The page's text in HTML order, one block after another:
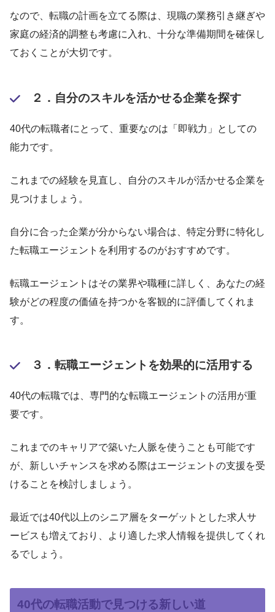
なので、転職の計画を立てる際は、現職の業務引き継ぎや
家庭の経済的調整も考慮に入れ、十分な準備期間を確保し
ておくことが大切です。
２．自分のスキルを活かせる企業を探す
40代の転職者にとって、重要なのは「即戦力」としての
能力です。
これまでの経験を見直し、自分のスキルが活かせる企業を
見つけましょう。
自分に合った企業が分からない場合は、特定分野に特化し
た転職エージェントを利用するのがおすすめです。
転職エージェントはその業界や職種に詳しく、あなたの経
験がどの程度の価値を持つかを客観的に評価してくれま
す。
３．転職エージェントを効果的に活用する
40代の転職では、専門的な転職エージェントの活用が重
要です。
これまでのキャリアで築いた人脈を使うことも可能です
が、新しいチャンスを求める際はエージェントの支援を受
けることを検討しましょう。
最近では40代以上のシニア層をターゲットとした求人サ
ービスも増えており、より適した求人情報を提供してくれ
るでしょう。
40代の転職活動で見つける新しい道